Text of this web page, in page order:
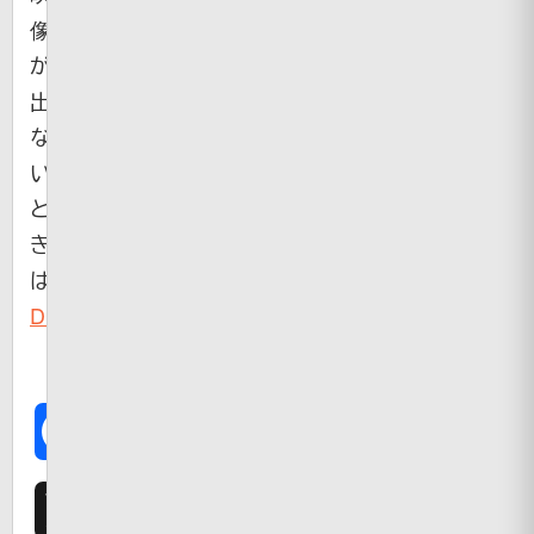
像
が
出
な
い
と
き
は
Dailymotion